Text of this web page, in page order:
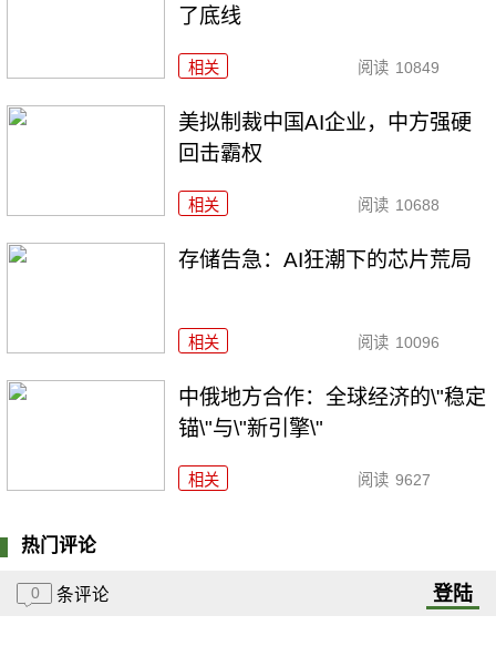
了底线
相关 阅读 10849
美拟制裁中国AI企业，中方强硬
回击霸权
相关 阅读 10688
存储告急：AI狂潮下的芯片荒局
相关 阅读 10096
中俄地方合作：全球经济的\"稳定
锚\"与\"新引擎\"
相关 阅读 9627
热门评论
0 条评论 登陆